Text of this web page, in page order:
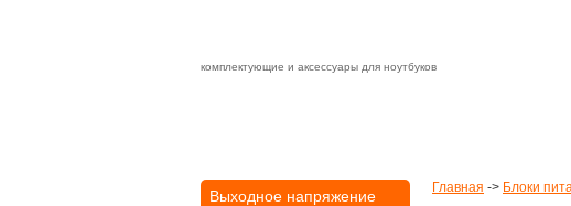
комплектующие и аксессуары для ноутбуков
Главная -> Блоки
Выходное напряжение